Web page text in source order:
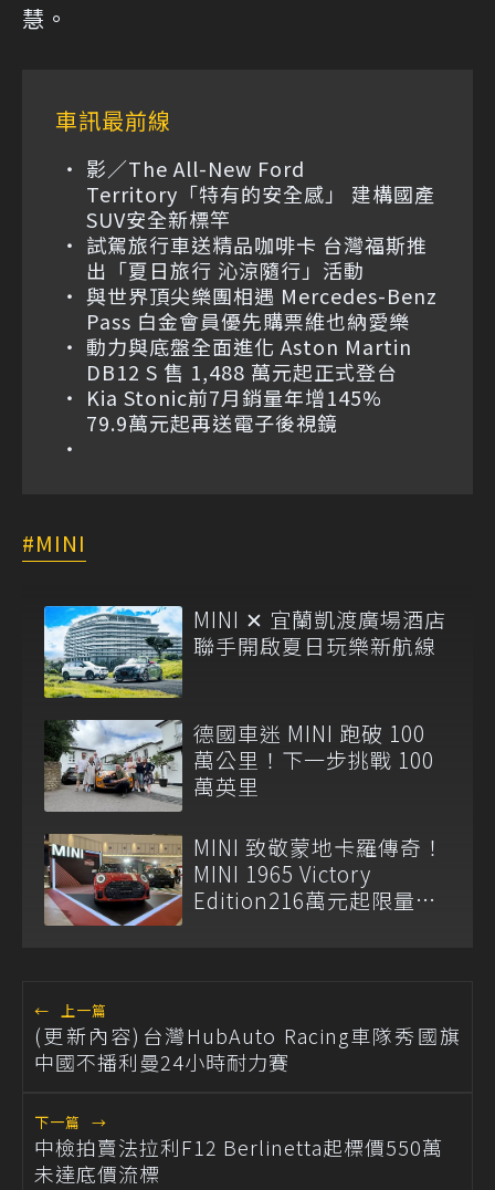
慧。
車訊最前線
影／The All-New Ford
Territory「特有的安全感」 建構國產
SUV安全新標竿
試駕旅行車送精品咖啡卡 台灣福斯推
出「夏日旅行 沁涼隨行」活動
與世界頂尖樂團相遇 Mercedes-Benz
Pass 白金會員優先購票維也納愛樂
動力與底盤全面進化 Aston Martin
DB12 S 售 1,488 萬元起正式登台
Kia Stonic前7月銷量年增145%
79.9萬元起再送電子後視鏡
MINI
MINI ✕ 宜蘭凱渡廣場酒店
聯手開啟夏日玩樂新航線
德國車迷 MINI 跑破 100
萬公里！下一步挑戰 100
萬英里
MINI 致敬蒙地卡羅傳奇！
MINI 1965 Victory
Edition216萬元起限量登
← 上一篇
(更新內容)台灣HubAuto Racing車隊秀國旗
中國不播利曼24小時耐力賽
下一篇 →
中檢拍賣法拉利F12 Berlinetta起標價550萬
未達底價流標